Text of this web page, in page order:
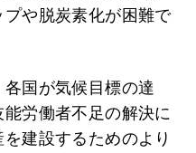
や脱炭素化が困難で
国が気候目標の達
労働者不足の解決に
建設するためのより